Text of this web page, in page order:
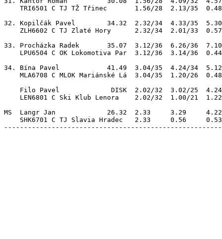
TRI6501 C TJ TŽ Třinec       1.56/28  2.13/35
32. Kopilčák Pavel        34.32  2.32/34  4.33/35
ZLH6602 C TJ Zlaté Hory      2.32/34  2.01/33
33. Procházka Radek       35.07  3.12/36  6.26/36
LPU6504 C OK Lokomotiva Par  3.12/36  3.14/36
34. Bína Pavel            41.49  3.04/35  4.24/34  5.12/
MLA6708 C MLOK Mariánské Lá  3.04/35  1.20/26
Filo Pavel             DISK  2.02/32  3.02/25
LEN6801 C Ski Klub Lenora    2.02/32  1.00/21
MS  Langr Jan             26.32  2.33     3.29
SHK6701 C TJ Slavia Hradec   2.33     0.56